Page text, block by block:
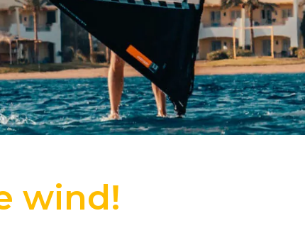
wind!